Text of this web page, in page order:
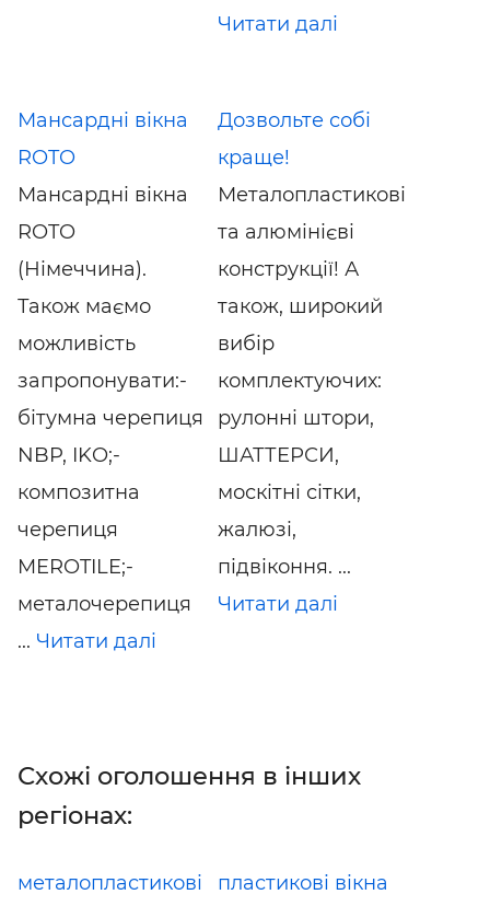
Читати далі
Мансардні вікна
ROTO
Мансардні вікна
ROTO
(Німеччина).
Також маємо
можливість
запропонувати:-
бітумна черепиця
NBP, IKO;-
композитна
черепиця
MEROTILE;-
металочерепиця
... Читати далі
Дозвольте собі
краще!
Металопластикові
та алюмінієві
конструкції! А
також, широкий
вибір
комплектуючих:
рулонні штори,
ШАТТЕРСИ,
москітні сітки,
жалюзі,
підвіконня. ...
Читати далі
Схожі оголошення в інших
регіонах:
металопластикові
пластикові вікна